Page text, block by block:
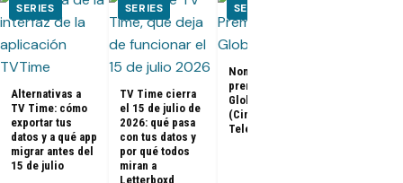
SERIES
Alternativas a
TV Time: cómo
exportar tus
datos y a qué app
migrar antes del
15 de julio
SERIES
TV Time cierra
el 15 de julio de
2026: qué pasa
con tus datos y
por qué todos
miran a
Letterboxd
SERIES
Nominados a los
premios Golden
Globes 2025
(Cine y
Televisión)